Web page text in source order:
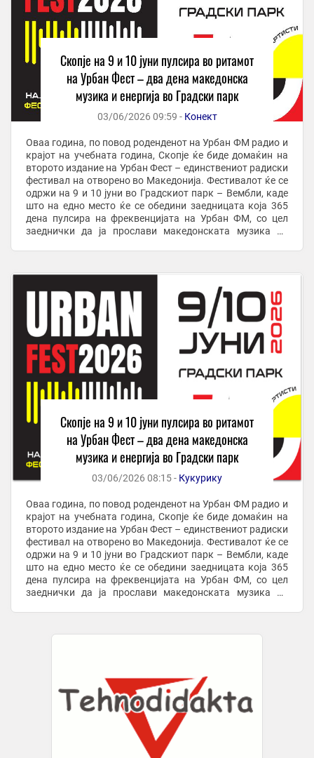
Скопје на 9 и 10 јуни пулсира во ритамот
на Урбан Фест – два дена македонска
музика и енергија во Градски парк
03/06/2026 09:59 - Конект
Оваа година, по повод роденденот на Урбан ФМ радио и
крајот на учебната година, Скопје ќе биде домаќин на
второто издание на Урбан Фест – единствениот радиски
фестивал на отворено во Македонија. Фестивалот ќе се
одржи на 9 и 10 јуни во Градскиот парк – Вембли, каде
што на едно место ќе се обедини заедницата која 365
дена пулсира на фреквенцијата на Урбан ФМ, со цел
заеднички да ја прослави македонската музика во
Скопје на 9 и 10 јуни пулсира во ритамот
на Урбан Фест – два дена македонска
музика и енергија во Градски парк
03/06/2026 08:15 - Кукурику
Оваа година, по повод роденденот на Урбан ФМ радио и
крајот на учебната година, Скопје ќе биде домаќин на
второто издание на Урбан Фест – единствениот радиски
фестивал на отворено во Македонија. Фестивалот ќе се
одржи на 9 и 10 јуни во Градскиот парк – Вембли, каде
што на едно место ќе се обедини заедницата која 365
дена пулсира на фреквенцијата на Урбан ФМ, со цел
заеднички да ја прослави македонската музика во